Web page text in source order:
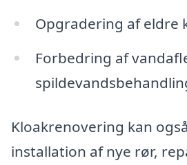
Opgradering af eldre
Forbedring af
Kloakrenovering kan
installation af nye rør,